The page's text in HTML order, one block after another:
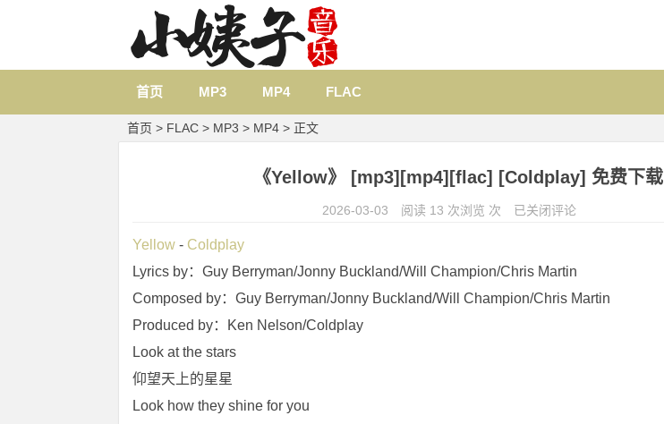
首页 MP3 MP4 FLAC
首页 > FLAC > MP3 > MP4 > 正文
《Yellow》 [mp3][mp4][flac] [Coldplay] 免费下载
2026-03-03 阅读 13 次浏览 次 已关闭评论
Yellow - Coldplay
Lyrics by：Guy Berryman/Jonny Buckland/Will Champion/Chris Martin
Composed by：Guy Berryman/Jonny Buckland/Will Champion/Chris Martin
Produced by：Ken Nelson/Coldplay
Look at the stars
仰望天上的星星
Look how they shine for you